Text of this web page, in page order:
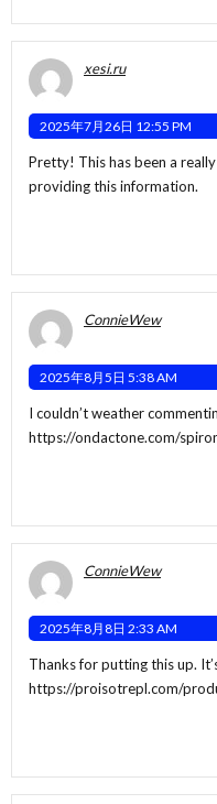
xesi.ru
2025年7月26日 12:55 PM
Pretty! This has been a
providing this information.
ConnieWew
2025年8月5日 5:38 AM
I couldn’t weather
https://ondactone.com/
ConnieWew
2025年8月8日 2:33 AM
Thanks for putting this up.
https://proisotrepl.com/